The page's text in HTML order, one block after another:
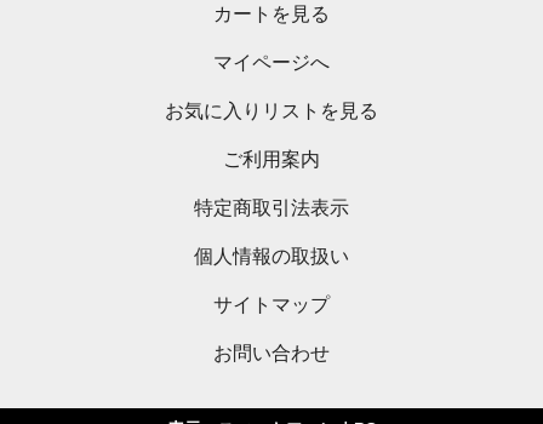
カートを見る
マイページへ
お気に入りリストを見る
ご利用案内
特定商取引法表示
個人情報の取扱い
サイトマップ
お問い合わせ